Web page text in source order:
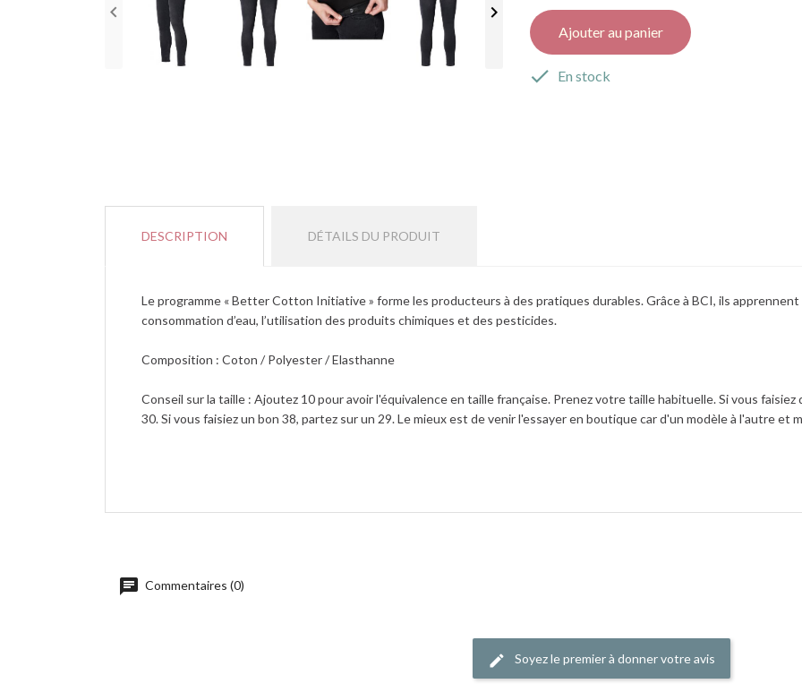
 
Ajouter au panier
 En stock
DESCRIPTION DÉTAILS DU PRODUIT
Le programme « Better Cotton Initiative » forme les producteurs à des pratiques durables. Grâce à BCI, ils
consommation d’eau, l’utilisation des produits chimiques et des pesticides.
Composition : Coton / Polyester / Elasthanne
Conseil sur la taille : Ajoutez 10 pour avoir l'équivalence en taille française. Prenez votre taille habituelle. Si vous
30. Si vous faisiez un bon 38, partez sur un 29. Le mieux est de venir l'essayer en boutique car d'un modèle à l'autre et
Commentaires (0)
Soyez le premier à donner votre avis